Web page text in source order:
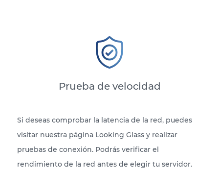
Prueba de velocidad
Si deseas comprobar la latencia de la red, puedes
visitar nuestra página Looking Glass y realizar
pruebas de conexión. Podrás verificar el
rendimiento de la red antes de elegir tu servidor.